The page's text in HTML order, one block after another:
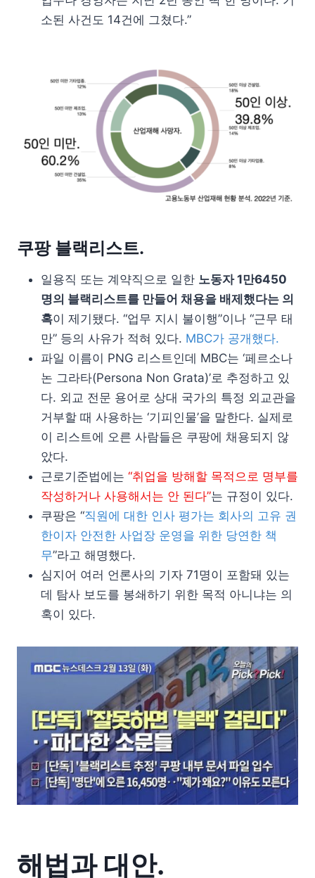
소된 사건도 14건에 그쳤다.”
쿠팡 블랙리스트.
일용직 또는 계약직으로 일한 노동자 1만6450
명의 블랙리스트를 만들어 채용을 배제했다는 의
혹이 제기됐다. “업무 지시 불이행”이나 “근무 태
만” 등의 사유가 적혀 있다. MBC가 공개했다.
파일 이름이 PNG 리스트인데 MBC는 ‘페르소나
논 그라타(Persona Non Grata)’로 추정하고 있
다. 외교 전문 용어로 상대 국가의 특정 외교관을
거부할 때 사용하는 ‘기피인물’을 말한다. 실제로
이 리스트에 오른 사람들은 쿠팡에 채용되지 않
았다.
근로기준법에는 “취업을 방해할 목적으로 명부를
작성하거나 사용해서는 안 된다”는 규정이 있다.
쿠팡은 “직원에 대한 인사 평가는 회사의 고유 권
한이자 안전한 사업장 운영을 위한 당연한 책
무”라고 해명했다.
심지어 여러 언론사의 기자 71명이 포함돼 있는
데 탐사 보도를 봉쇄하기 위한 목적 아니냐는 의
혹이 있다.
해법과 대안.